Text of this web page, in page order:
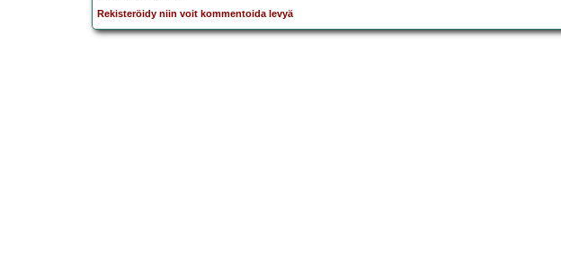
Rekisteröidy niin voit kommentoida levyä